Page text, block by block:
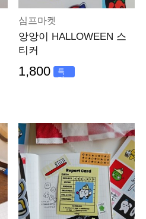
심프마켓
앙앙이 HALLOWEEN 스
티커
1,800
특
가